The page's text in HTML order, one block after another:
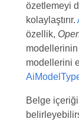
özetlemeyi
kolaylaştırır.
özellik,
modellerinin
modellerini
Belge